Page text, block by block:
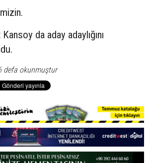
da aday adaylığını
defa okunmuştur